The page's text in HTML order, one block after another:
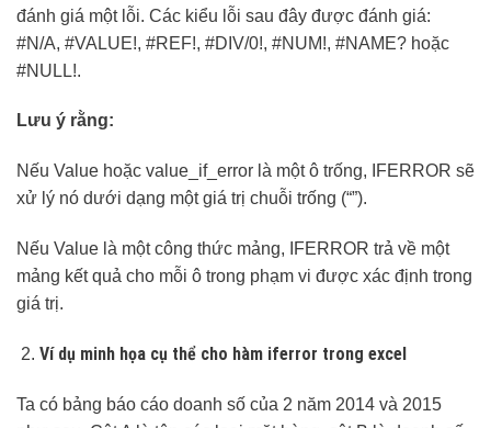
đánh giá một lỗi. Các kiểu lỗi sau đây được đánh giá:
#N/A, #VALUE!, #REF!, #DIV/0!, #NUM!, #NAME? hoặc
#NULL!.
Lưu ý rằng:
Nếu Value hoặc value_if_error là một ô trống, IFERROR sẽ
xử lý nó dưới dạng một giá trị chuỗi trống (“”).
Nếu Value là một công thức mảng, IFERROR trả về một
mảng kết quả cho mỗi ô trong phạm vi được xác định trong
giá trị.
Ví dụ minh họa cụ thể cho hàm iferror trong excel
Ta có bảng báo cáo doanh số của 2 năm 2014 và 2015